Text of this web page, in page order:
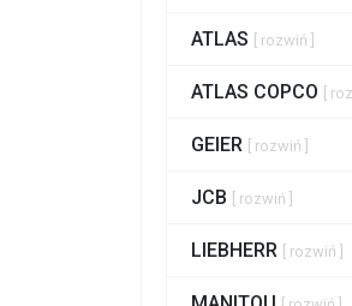
ATLAS [ rozwiń ]
ATLAS COPCO [
GEIER [ rozwiń ]
JCB [ rozwiń ]
LIEBHERR [ rozwiń ]